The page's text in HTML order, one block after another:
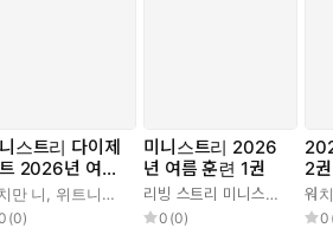
스트리 다이제
2026년 여름
1권
만 니, 위트니스 리
(0)
미니스트리 2026
년 여름 훈련 1권
리빙 스트리 미니스트리 편집부
0 (0)
2권
워
0